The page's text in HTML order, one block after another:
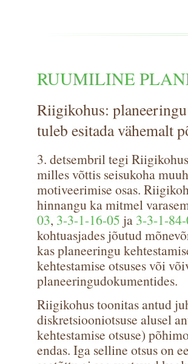
RUUMILINE
Riigikohus: planeeringu
tuleb esitada vähemalt
3. detsembril tegi
milles võttis seisukoha
motiveerimise osas.
hinnangu ka mitmel
03, 3-3-1-16-05 ja 3-3-1-
kohtuasjades jõutud
kas planeeringu
kehtestamise otsuses või
planeeringudokumentides.
Riigikohus toonitas antud
diskretsiooniotsuse alusel
kehtestamise otsuse)
endas. Iga selline otsus on